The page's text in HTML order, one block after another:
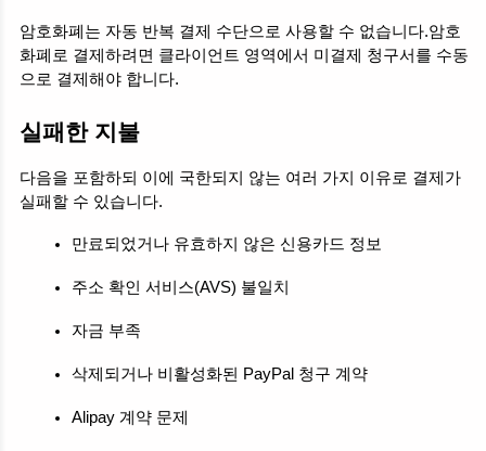
암호화폐는 자동 반복 결제 수단으로 사용할 수 없습니다.암호
화폐로 결제하려면 클라이언트 영역에서 미결제 청구서를 수동
으로 결제해야 합니다.
실패한 지불
다음을 포함하되 이에 국한되지 않는 여러 가지 이유로 결제가
실패할 수 있습니다.
만료되었거나 유효하지 않은 신용카드 정보
주소 확인 서비스(AVS) 불일치
자금 부족
삭제되거나 비활성화된 PayPal 청구 계약
Alipay 계약 문제